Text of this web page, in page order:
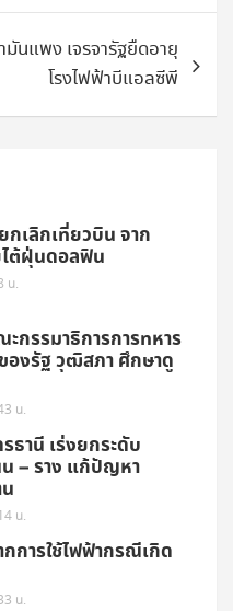
มันแพง เจรจารัฐยืดอายุ
โรงไฟฟ้าบีแอลซีพี
เลิกเที่ยวบิน จาก
ต้ฝุ่นดอลฟิน
น.
กรรมาธิการการทหาร
องรัฐ วุฒิสภา ศึกษาดู
น.
ธานี เร่งยกระดับ
– ราง แก้ปัญหา
น.
การใช้ไฟฟ้ากรณีเกิด
น.